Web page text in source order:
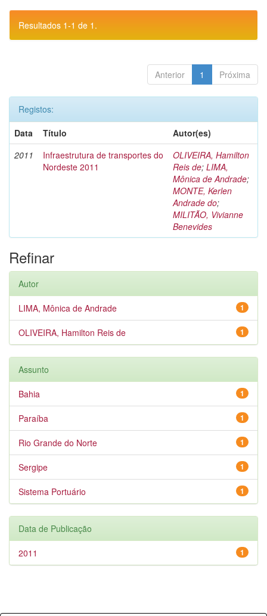
Resultados 1-1 de 1.
Anterior 1 Próxima
Registos:
Data
Título
Autor(es)
2011
Infraestrutura de transportes do
Nordeste 2011
OLIVEIRA, Hamilton
Reis de; LIMA,
Mônica de Andrade;
MONTE, Kerlen
Andrade do;
MILITÃO, Vivianne
Benevides
Refinar
Autor
1
LIMA, Mônica de Andrade
1
OLIVEIRA, Hamilton Reis de
Assunto
1
Bahia
1
Paraíba
1
Rio Grande do Norte
1
Sergipe
1
Sistema Portuário
Data de Publicação
1
2011